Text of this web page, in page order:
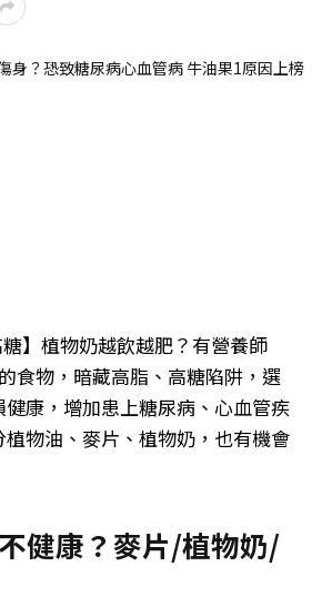
】植物奶越飲越肥？有營養師
食物，暗藏高脂、高糖陷阱，選
康，增加患上糖尿病、心血管疾
物油、麥片、植物奶，也有機會
健康？麥片/植物奶/